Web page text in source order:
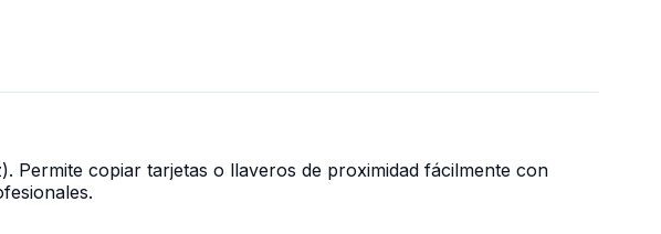
Permite copiar tarjetas o llaveros de proximidad fácilmente con